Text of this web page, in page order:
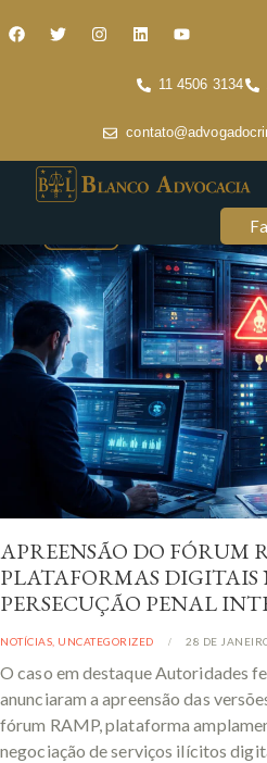
11 4506 3134
APREENSÃO DO FÓRUM
PLATAFORMAS
PERSECUÇÃO PENAL
NOTÍCIAS UNCATEGORIZED 28 DE
O caso em destaque Autoridades
anunciaram a apreensão das
fórum RAMP, plataforma
negociação de serviços ilícitos